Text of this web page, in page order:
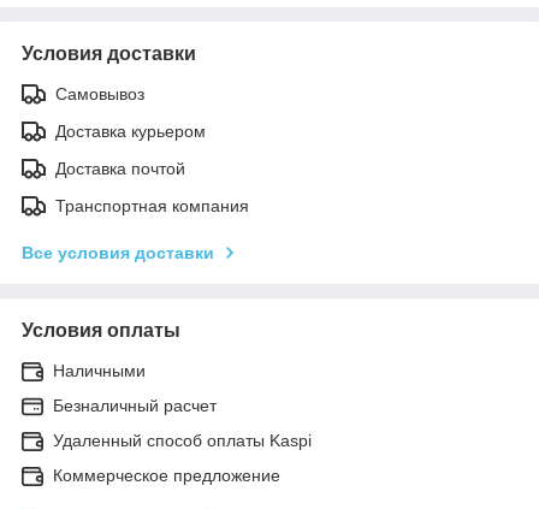
Условия доставки
Самовывоз
Доставка курьером
Доставка почтой
Транспортная компания
Все условия доставки
Условия оплаты
Наличными
Безналичный расчет
Удаленный способ оплаты Kaspi
Коммерческое предложение